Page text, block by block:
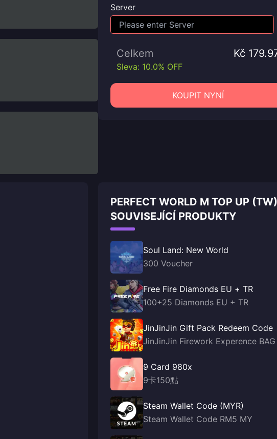
Server
Celkem Kč
Sleva: 10.0% OFF
KOUPIT NYNÍ
PERFECT WORLD M TOP UP (TW)
SOUVISEJÍCÍ PRODUKTY
Soul Land: New World
300 Voucher
Free Fire Diamonds EU + TR
100+25 Diamonds EU + TR
JinJinJin Gift Pack Redeem Code
JinJinJin Firework Experence BAG
9 Card 980x
9卡150點
Steam Wallet Code (MYR)
Steam Wallet Code RM5 MY